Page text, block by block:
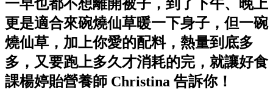
一早也都不想離開被子，到了下午、晚上
更是適合來碗燒仙草暖一下身子，但一碗
燒仙草，加上你愛的配料，熱量到底多
多，又要跑上多久才消耗的完，就讓好食
課楊婷貽營養師 Christina 告訴你！